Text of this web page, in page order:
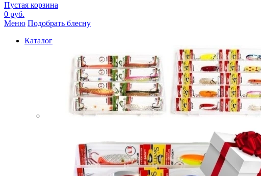
Пустая корзина
0 руб.
Меню Подобрать блесну
Каталог